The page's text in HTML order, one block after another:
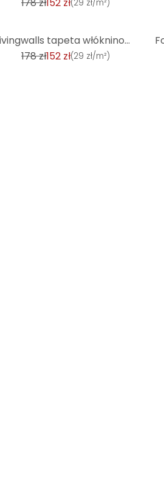
(29 zł/m²)
Livingwalls tapeta włókninowa Metropolitan Stories tapeta 3D marmurowy wygląd Alena St. Petersburg s
178 zł152 zł(29 zł/m²)